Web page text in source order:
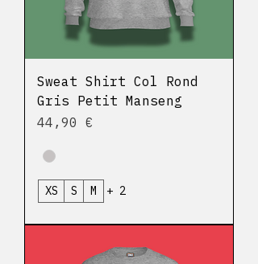
Sweat Shirt Col Rond
Gris Petit Manseng
Prix
44,90 €
XS S M + 2